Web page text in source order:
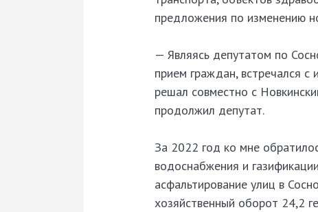
предложения по изменению
— Являясь депутатом по
прием граждан, встречался с
решал совместно с
продолжил депутат.
За 2022 год ко мне
водоснабжения и
асфальтирование улиц в
хозяйственный оборот 24,2